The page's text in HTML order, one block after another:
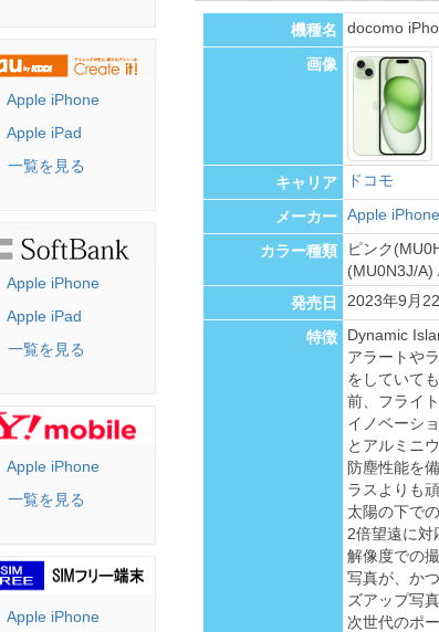
機種名 docomo
画像
キャリア ドコモ
メーカー Apple iPhone
カラー種類
ピンク
(MU0N3J/A)
発売日
2023年9月
特徴
Dynamic
アラートや
をしていて
前、フライ
イノベーシ
とアルミニ
防塵性能を
ラスよりも
太陽の下で
2倍望遠に対
解像度での
写真が、か
ズアップ写
次世代のポ
Apple iPhone
Apple iPad
一覧を見る
Apple iPhone
Apple iPad
一覧を見る
Apple iPhone
一覧を見る
Apple iPhone